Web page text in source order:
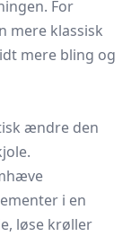
For
mere klassisk
mere bling og
ændre den
i en
løse krøller